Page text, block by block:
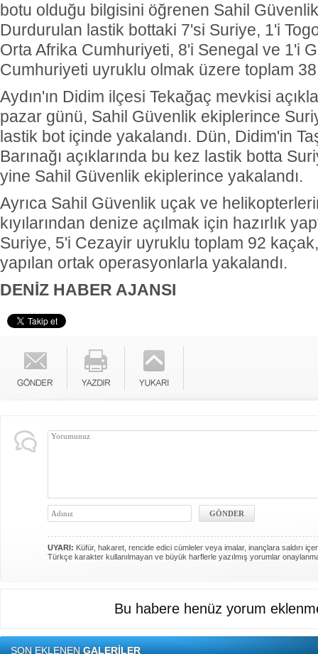
botu olduğu bilgisini öğrenen Sahil
Durdurulan lastik bottaki 7'si Suriye, 1'i
Orta Afrika Cumhuriyeti, 8'i Senegal ve 1'i
Cumhuriyeti uyruklu olmak üzere toplam 38
Aydın'ın Didim ilçesi Tekağaç mevkisi
pazar günü, Sahil Güvenlik ekiplerince
lastik bot içinde yakalandı. Dün, Didim'in
Barınağı açıklarında bu kez lastik botta
yine Sahil Güvenlik ekiplerince yakalandı.
Ayrıca Sahil Güvenlik uçak ve
kıyılarından denize açılmak için hazırlık
Suriye, 5'i Cezayir uyruklu toplam 92
yapılan ortak operasyonlarla yakalandı.
DENİZ HABER AJANSI
UYARI: Küfür, hakaret, rencide edici cümleler veya imalar, inançlara saldırı
Türkçe karakter kullanılmayan ve büyük harflerle yazılmış yorumlar
Bu habere henüz yorum
SON EKLENENGALERİLER